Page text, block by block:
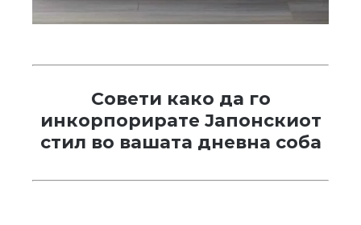
Совети како да го
инкорпорирате Јапонскиот
стил во вашата дневна соба